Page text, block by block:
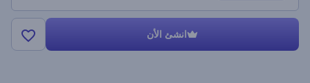
انشئ الأن